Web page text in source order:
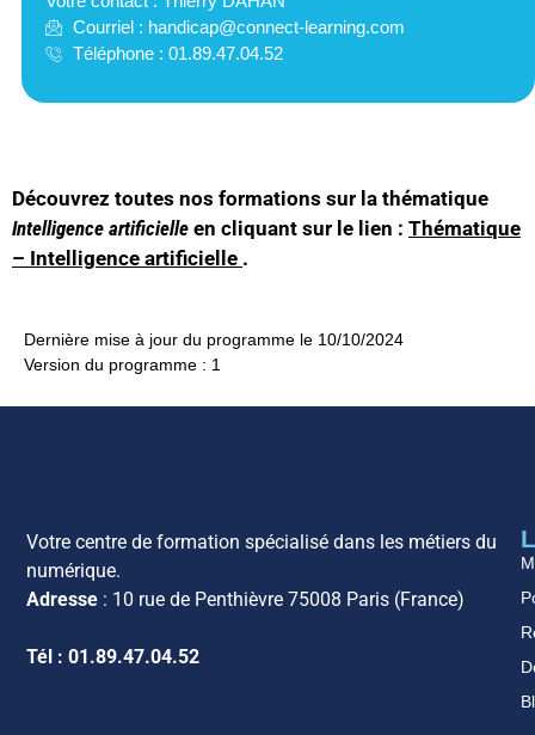
Courriel : handicap@connect-learning.com
Téléphone : 01.89.47.04.52
Découvrez toutes nos formations sur la thématique
Intelligence artificielle en cliquant sur le lien : Thématique
– Intelligence artificielle .
Dernière mise à jour du programme le 10/10/2024
Version du programme : 1
Votre centre de formation spécialisé dans les métiers du
numérique.
Adresse : 10 rue de Penthièvre 75008 Paris (France)
Tél : 01.89.47.04.52